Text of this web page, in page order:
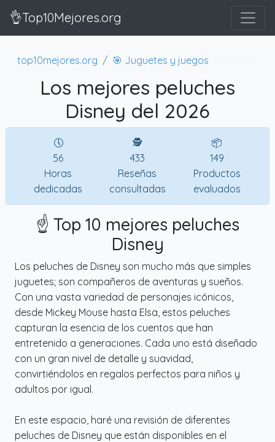
👌Top10Mejores.org
top10mejores.org 🎯 Juguetes y juegos
Los mejores peluches
Disney del 2026
🕔
56
Horas
dedicadas
🕵
433
Reseñas
consultadas
📦
149
Productos
evaluados
☝️ Top 10 mejores peluches
Disney
Los peluches de Disney son mucho más que simples
juguetes; son compañeros de aventuras y sueños.
Con una vasta variedad de personajes icónicos,
desde Mickey Mouse hasta Elsa, estos peluches
capturan la esencia de los cuentos que han
entretenido a generaciones. Cada uno está diseñado
con un gran nivel de detalle y suavidad,
convirtiéndolos en regalos perfectos para niños y
adultos por igual.
En este espacio, haré una revisión de diferentes
peluches de Disney que están disponibles en el